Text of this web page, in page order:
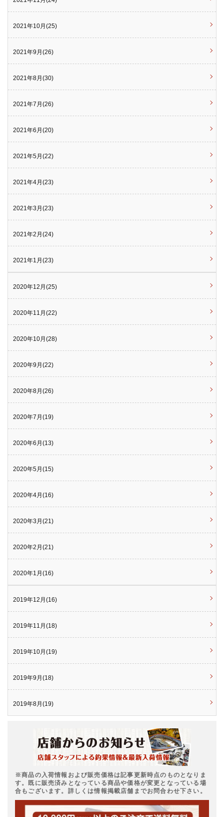
2021年10月(25)
2021年9月(26)
2021年8月(30)
2021年7月(26)
2021年6月(20)
2021年5月(22)
2021年4月(23)
2021年3月(23)
2021年2月(24)
2021年1月(23)
2020年12月(25)
2020年11月(22)
2020年10月(28)
2020年9月(22)
2020年8月(26)
2020年7月(19)
2020年6月(13)
2020年5月(15)
2020年4月(16)
2020年3月(21)
2020年2月(21)
2020年1月(16)
2019年12月(16)
2019年11月(18)
2019年10月(19)
2019年9月(18)
2019年8月(19)
※商品の入荷情報および販売価格は記事更新時点のものとなりま
す。既に販売済みとなっている商品や価格が変更となっている場
合もございます。詳しくは情報掲載店舗までお問合わせ下さい。